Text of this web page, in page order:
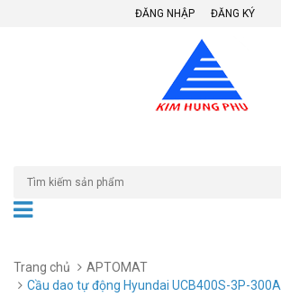
ĐĂNG NHẬP ĐĂNG KÝ
Trang chủ
APTOMAT
Cầu dao tự động Hyundai UCB400S-3P-300A